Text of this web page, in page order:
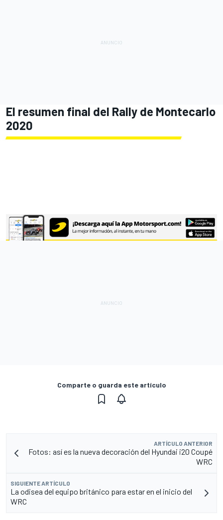
El resumen final del Rally de Montecarlo
2020
Comparte o guarda este artículo
ARTÍCULO ANTERIOR
Fotos: así es la nueva decoración del Hyundai i20 Coupé
WRC
SIGUIENTE ARTÍCULO
La odisea del equipo británico para estar en el inicio del
WRC